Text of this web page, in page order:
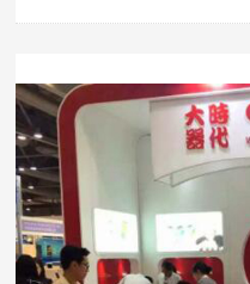
的现象，让人民群众在每一